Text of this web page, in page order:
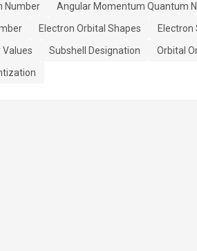
Number
Angular Momentum Quantum
Electron Orbital Shapes
Electron
Subshell Designation
Orbital